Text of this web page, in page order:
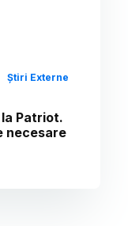
Știri Externe
Patriot.
necesare